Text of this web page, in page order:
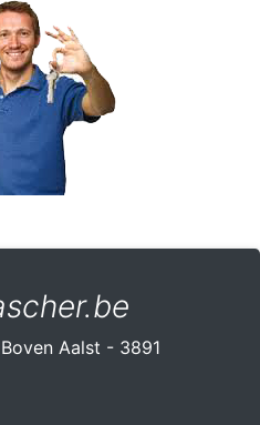
Aalst - 3891